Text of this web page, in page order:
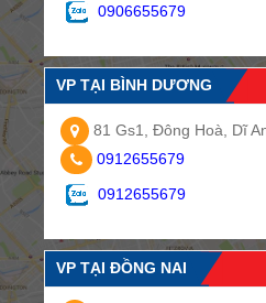
0906655679
VP TẠI BÌNH DƯƠNG
81 Gs1, Đông Hoà, Dĩ
0912655679
0912655679
VP TẠI ĐỒNG NAI